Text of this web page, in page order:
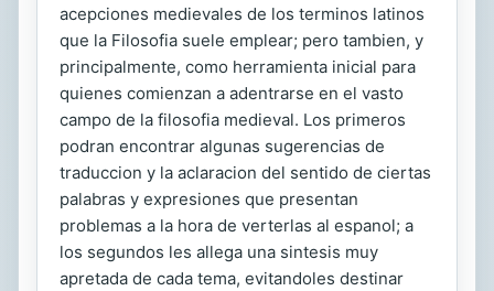
acepciones medievales de los terminos latinos
que la Filosofia suele emplear; pero tambien, y
principalmente, como herramienta inicial para
quienes comienzan a adentrarse en el vasto
campo de la filosofia medieval. Los primeros
podran encontrar algunas sugerencias de
traduccion y la aclaracion del sentido de ciertas
palabras y expresiones que presentan
problemas a la hora de verterlas al espanol; a
los segundos les allega una sintesis muy
apretada de cada tema, evitandoles destinar